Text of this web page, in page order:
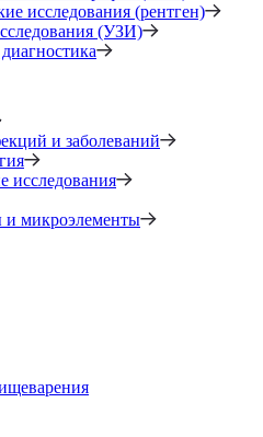
исследования (рентген)
(УЗИ)
и заболеваний
исследования
и микроэлементы